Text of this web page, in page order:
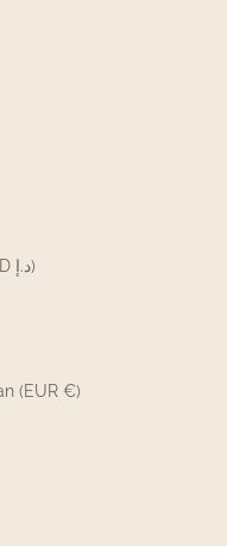
Émirats arabes unis (AED د.إ)
(EUR €)